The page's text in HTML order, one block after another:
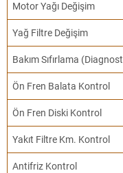
Motor Yağı Değişim
Yağ Filtre Değişim
Bakım Sıfırlama
Ön Fren Balata Kontrol
Ön Fren Diski Kontrol
Yakıt Filtre Km. Kontrol
Antifriz Kontrol